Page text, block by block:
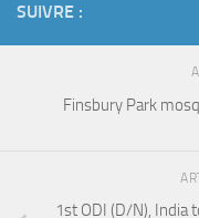
SUIVRE :
Finsbury Park
1st ODI (D/N), India